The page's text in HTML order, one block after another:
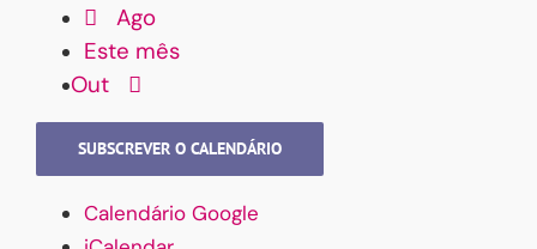
Ago
Este mês
Out
SUBSCREVER O CALENDÁRIO
Calendário Google